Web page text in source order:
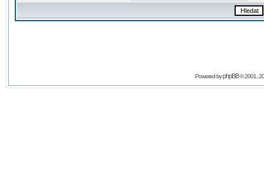
Powered byphpBB© 2001,